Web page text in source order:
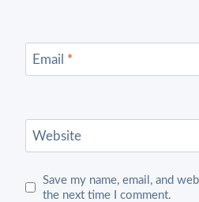
Email *
Website
Save my name, email, and
the next time I comment.